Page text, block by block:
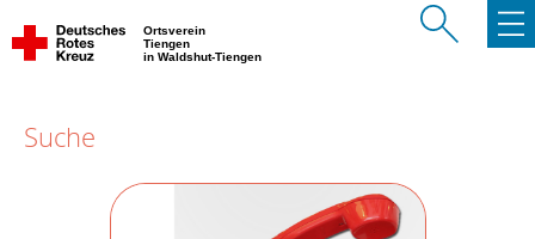
Ortsverein
Tiengen
in Waldshut-Tiengen
Suche